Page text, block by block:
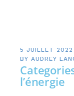
5 JUILLET 2022
BY AUDREY
l’énergie